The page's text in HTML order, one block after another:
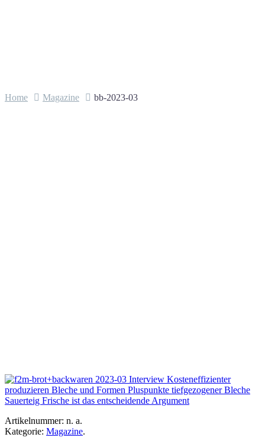
Home Magazine bb-2023-03
Artikelnummer: n. a.
Kategorie: Magazine.